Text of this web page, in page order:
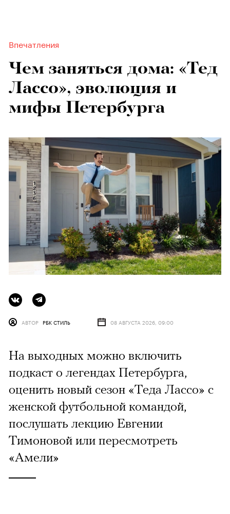
Впечатления
Чем заняться дома: «Тед
Лассо», эволюция и
мифы Петербурга
АВТОР РБК СТИЛЬ 08 АВГУСТА 2026, 09:00
На выходных можно включить
подкаст о легендах Петербурга,
оценить новый сезон «Теда Лассо» с
женской футбольной командой,
послушать лекцию Евгении
Тимоновой или пересмотреть
«Амели»